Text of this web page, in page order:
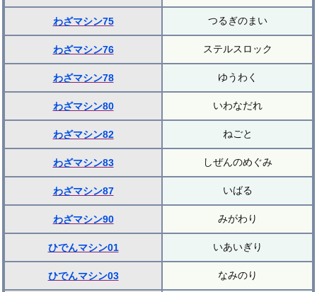
わざマシン75 つるぎのまい
わざマシン76 ステルスロック
わざマシン78 ゆうわく
わざマシン80 いわなだれ
わざマシン82 ねごと
わざマシン83 しぜんのめぐみ
わざマシン87 いばる
わざマシン90 みがわり
ひでんマシン01 いあいぎり
ひでんマシン03 なみのり